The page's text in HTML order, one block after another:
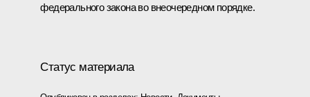
федерального закона во внеочередном порядке.
Статус материала